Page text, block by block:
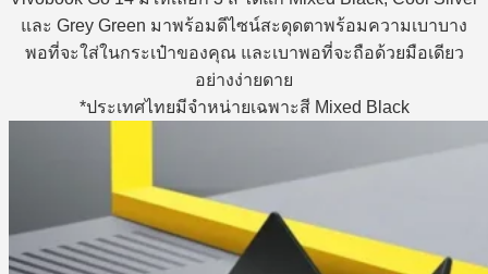
และ Grey Green มาพร้อมดีไซน์สะดุดตาพร้อมความเบาบาง
พอที่จะใส่ในกระเป๋าของคุณ และเบาพอที่จะถือด้วยมือเดียว
อย่างง่ายดาย
*ประเทศไทยมีจำหน่ายเฉพาะสี Mixed Black